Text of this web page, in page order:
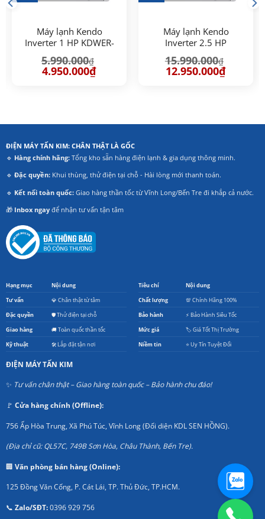
Máy lạnh Kendo
Inverter 1 HP KDWER-
C010FFW
5.990.000₫
Giá
gốc
4.950.000₫Giá
Máy lạnh Kendo
Inverter 2.5 HP
C024FF/KDOER-
C024FFW
15.990.000₫
Giá
gốc
12.950.000₫Giá
ĐIỆN MÁY TẤN KIM: CHÂN THẬT LÀ GỐC
🔹 Hàng chính hãng:Tổng kho sẵn hàng điện lạnh & gia dụng thông minh.
🔹 Đặc quyền:Khui thùng, thử điện tại chỗ - Hài lòng mới thanh toán.
🔹 Kết nối toàn quốc:Giao hàng thần tốc từ Vĩnh Long/Bến Tre đi khắp cả nước.
🎁 Inbox ngayđể nhận tư vấn tận tâm
Hạng mục Nội dung
Tư vấn 💎 Chân thật từ tâm
Đặc quyền 🛡️ Thử điện tại chỗ
Giao hàng 🚚 Toàn quốc thần tốc
Kỹ thuật 🛠️ Lắp đặt tận nơi
Tiêu chí Nội dung
Chất lượng 💯 Chính Hãng 100%
Bảo hành ⚡ Bảo Hành Siêu Tốc
Mức giá 🏷️ Giá Tốt Thị Trường
Niềm tin ⭐ Uy Tín Tuyệt Đối
ĐIỆN MÁY TẤN KIM
✨ Tư vấn chân thật – Giao hàng toàn quốc – Bảo hành chu đáo!
🚩 Cửa hàng chính (Offline):
756 Ấp Hòa Trung, Xã Phú Túc, Vĩnh Long (Đối diện KDL SEN HỒNG).
(Địa chỉ cũ: QL57C, 749B Sơn Hòa, Châu Thành, Bến Tre).
🏢 Văn phòng bán hàng (Online):
125 Đồng Văn Cống, P. Cát Lái, TP. Thủ Đức, TP.HCM.
📞 Zalo/SĐT:0396 929 756